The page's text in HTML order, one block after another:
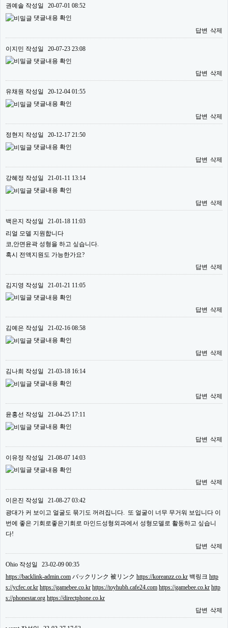
권예솔 작성일
20-07-01 08:52
댓글내용 확인
답변 삭제
이지민 작성일
20-07-23 23:08
댓글내용 확인
답변 삭제
유채원 작성일
20-12-04 01:55
댓글내용 확인
답변 삭제
정현지 작성일
20-12-17 21:50
댓글내용 확인
답변 삭제
강혜정 작성일
21-01-11 13:14
댓글내용 확인
답변 삭제
백은지 작성일
21-01-18 11:03
리얼 모델 지원합니다
코,안면윤곽 성형을 하고 싶습니다.
혹시 전액지원도 가능한가요?
답변 삭제
김지영 작성일
21-01-21 11:05
댓글내용 확인
답변 삭제
김예은 작성일
21-02-16 08:58
댓글내용 확인
답변 삭제
김나희 작성일
21-03-18 16:14
댓글내용 확인
답변 삭제
윤홍선 작성일
21-04-25 17:11
댓글내용 확인
답변 삭제
이유정 작성일
21-08-07 14:03
댓글내용 확인
답변 삭제
이은진 작성일
21-08-27 03:42
광대가 커 보이고 얼굴도 묶기도 꺼려집니다. 또 얼굴이 너무 무거워 보입니다 이
번에 좋은 기회로좋은기회로 마인드성형외과에서 성형모델로 활동하고 싶습니
다!
답변 삭제
Ohio 작성일
23-02-09 00:35
https://backlink-admin.com バックリンク 被リンク https://koreanzz.co.kr 백링크 http
s://ycfec.or.kr https://gamebee.co.kr https://toyhubh.cafe24.com https://gamebee.co.kr http
s://phonestar.org https://directphone.co.kr
답변 삭제